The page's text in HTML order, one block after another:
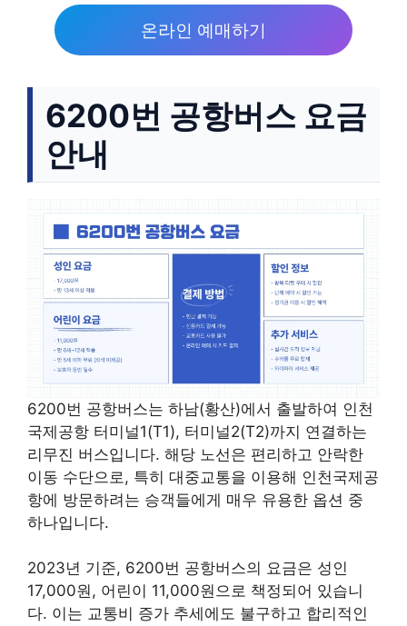
온라인 예매하기
6200번 공항버스 요금
안내
6200번 공항버스는 하남(황산)에서 출발하여 인천
국제공항 터미널1(T1), 터미널2(T2)까지 연결하는
리무진 버스입니다. 해당 노선은 편리하고 안락한
이동 수단으로, 특히 대중교통을 이용해 인천국제공
항에 방문하려는 승객들에게 매우 유용한 옵션 중
하나입니다.
2023년 기준, 6200번 공항버스의 요금은 성인
17,000원, 어린이 11,000원으로 책정되어 있습니
다. 이는 교통비 증가 추세에도 불구하고 합리적인